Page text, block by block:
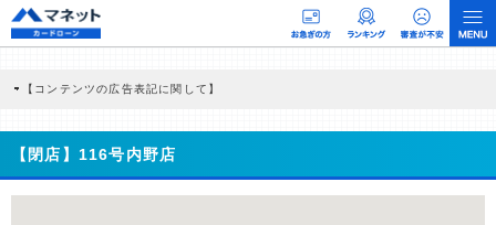
【コンテンツの広告表記に関して】
商品を根拠なくPRするものではなく、当編集部の調査／ユーザーへの口コミ収集な
どに基づき、公平性を担保した情報提供を行っています。
>提携企業一覧
【閉店】116号内野店